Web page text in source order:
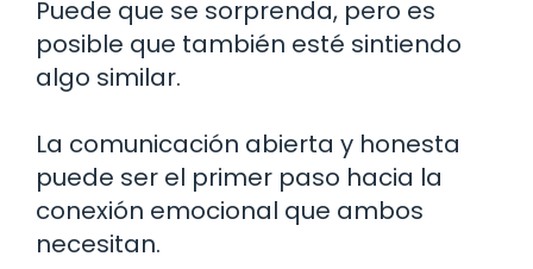
Puede que se sorprenda, pero es
posible que también esté sintiendo
algo similar.
La comunicación abierta y honesta
puede ser el primer paso hacia la
conexión emocional que ambos
necesitan.